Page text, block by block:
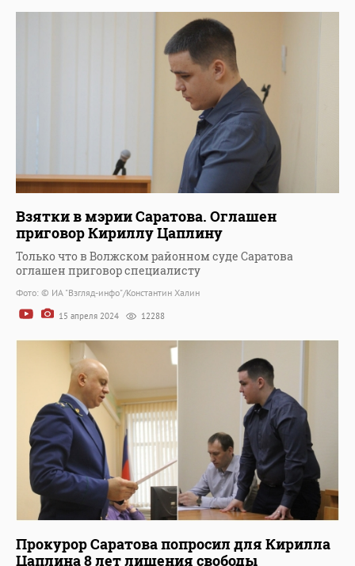
Взятки в мэрии Саратова. Оглашен
приговор Кириллу Цаплину
Только что в Волжском районном суде Саратова
оглашен приговор специалисту
Фото: © ИА "Взгляд-инфо"/Константин Халин
15 апреля 2024 12288
Прокурор Саратова попросил для Кирилла
Цаплина 8 лет лишения свободы